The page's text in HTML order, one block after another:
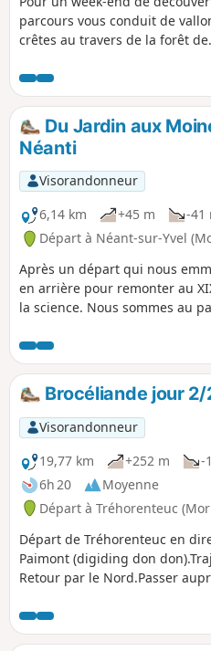
parcours vous conduit de
crêtes au travers de la forêt de
Du Jardin aux
Néanti
Visorandonneur
6,14 km
+45 m -41
Départ à Néant-sur-Yvel
Après un départ qui nous
en arrière pour remonter au
la science. Nous sommes au
surprise peut surgir à chaque
Brocéliande jour 2/
Visorandonneur
19,77 km
+252 m
-
6h 20
Moyenne
Départ à Tréhorenteuc
Départ de Tréhorenteuc en
Paimont (digiding don
Retour par le Nord.Passer